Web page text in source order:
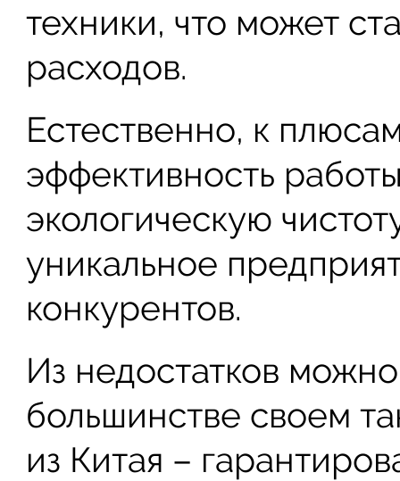
техники, что может
расходов.
Естественно, к
эффективность
экологическую
уникальное
конкурентов.
Из недостатков
большинстве своем
из Китая –